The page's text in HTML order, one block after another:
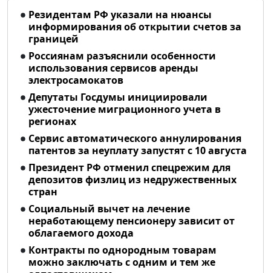
Резидентам РФ указали на нюансы
информирования об открытии счетов за
границей
Россиянам разъяснили особенности
использования сервисов аренды
электросамокатов
Депутаты Госдумы инициировали
ужесточение миграционного учета в
регионах
Сервис автоматического аннулирования
патентов за неуплату запустят с 10 августа
Президент РФ отменил спецрежим для
депозитов физлиц из недружественных
стран
Социальный вычет на лечение
неработающему пенсионеру зависит от
облагаемого дохода
Контракты по однородным товарам
можно заключать с одним и тем же